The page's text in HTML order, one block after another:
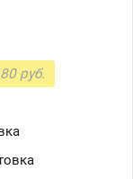
руб.